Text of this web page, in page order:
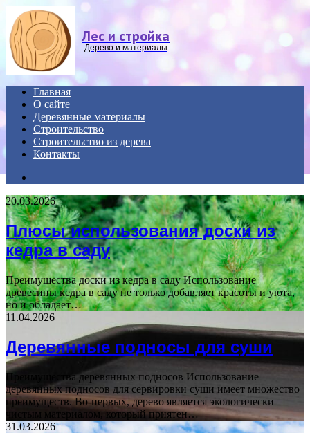
Лес и стройка
Дерево и материалы
Главная
О сайте
Деревянные материалы
Строительство
Строительство из дерева
Контакты
20.03.2026
Плюсы использования доски из
кедра в саду
Преимущества доски из кедра в саду Использование
древесины кедра в саду не только добавляет красоты и уюта,
но и обладает…
11.04.2026
Деревянные подносы для суши
Преимущества деревянных подносов Использование
деревянных подносов для сервировки суши имеет множество
преимуществ. Во-первых, дерево является экологически
чистым материалом, который приятен…
31.03.2026